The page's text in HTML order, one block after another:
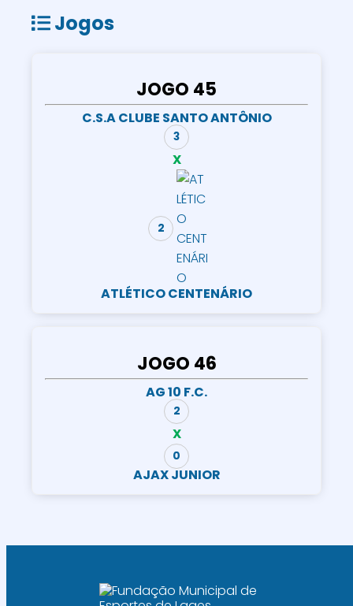
Jogos
JOGO 45
C.S.A CLUBE SANTO ANTÔNIO
3
X
2
ATLÉTICO CENTENÁRIO
JOGO 46
AG 10 F.C.
2
X
0
AJAX JUNIOR